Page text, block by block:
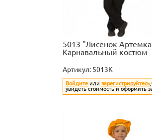
5013 "Лисенок
Карнавальный костюм
Артикул: 5013K
Войдите или зарегистрируйтесь
увидеть стоимость и оформить